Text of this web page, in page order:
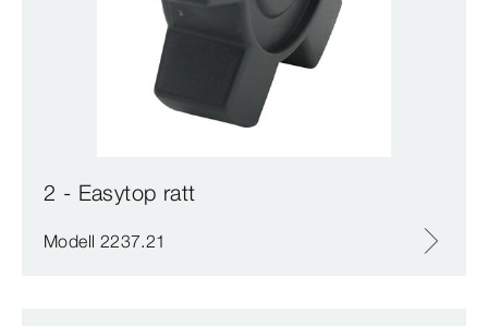
2 - Easytop ratt
Modell 2237.21